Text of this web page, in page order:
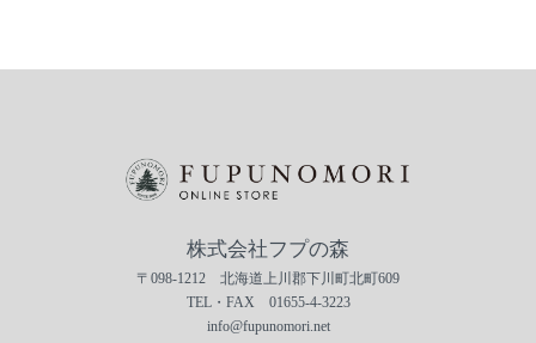
株式会社フプの森
〒098-1212 北海道上川郡下川町北町609
TEL・FAX 01655-4-3223
info@fupunomori.net